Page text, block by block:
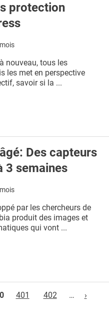
protection
nouveau, tous les
les met en perspective
savoir si la ...
Des capteurs
3 semaines
par les chercheurs de
produit des images et
qui vont ...
401 402 … ›